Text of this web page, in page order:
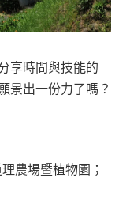
享時間與技能的
景出一份力了嗎？
農場暨植物園；